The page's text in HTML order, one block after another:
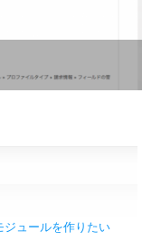
ジュールを作りたい